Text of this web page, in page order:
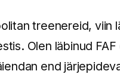
treenereid, viin
Olen läbinud
end